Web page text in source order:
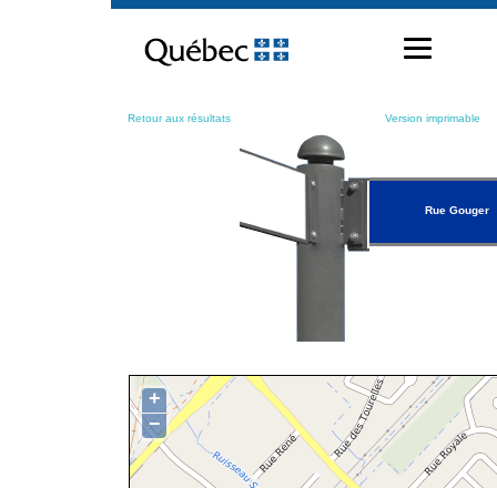
contenu
Retour aux résultats Version imprimable
Rue Gouger
+
−